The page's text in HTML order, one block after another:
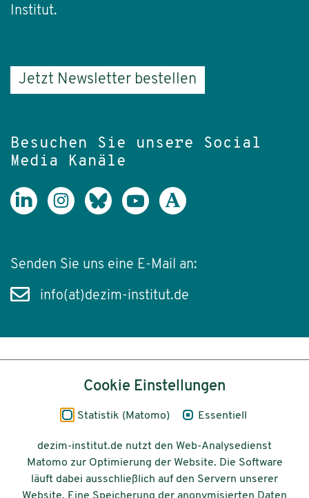
Institut.
Jetzt Newsletter bestellen
Besuchen Sie unsere Social
Media Kanäle
Senden Sie uns eine E-Mail an:
info(at)dezim-institut.de
Impressum
Datenschutz
Barrierefreiheit
Cookie Einstellungen
Statistik (Matomo) Essentiell
dezim-institut.de nutzt den Web-Analysedienst
Matomo zur Optimierung der Website. Die Software
läuft dabei ausschließlich auf den Servern unserer